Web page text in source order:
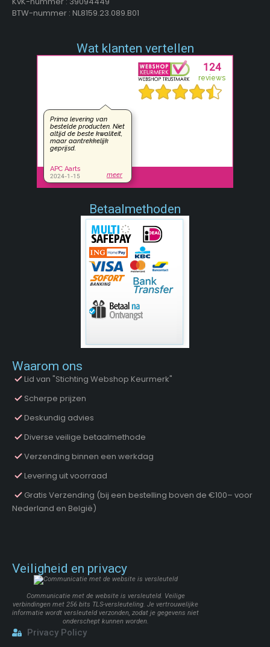
BTW-nummer : NL8159.23.089.B01
Wat klanten vertellen
Betaalmethoden
Waarom ons
Lid van "Stichting Webshop Keurmerk"
Scherpe prijzen
Deskundig advies
Diverse veilige betaalmethode
Verzending binnen een werkdag
Levering uit voorraad
Gratis Verzending (bij een bestelling boven de €100– voor
Nederland en België)
Veiligheid en privacy
Communicatie met de website is versleuteld. Veilige
verbindingen met 256 bits TLS-versleuteling. Je vertrouwelijke
informatie wordt versleuteld verzonden, zodat je gegevens niet
onderschept kunnen worden.
Privacy Policy